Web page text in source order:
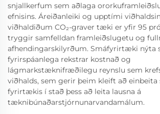
snjallkerfum sem aðlaga
efnisins. Áreiðanleiki og upptími
viðhaldiðum CO₂-graver tæki er yfir 95
tryggir samfelldan framleiðslugetu og
afhendingarskilyrðum. Smáfyrirtæki nýta
fyrirspáanlega rekstrar kostnað og
lágmarkstæknifræðilegu reynslu sem
viðhalds, sem gerir þeim kleift að einbeita
fyrirtækis í stað þess að leita lausna á
tæknibúnaðarstjórnunarvandamálum.